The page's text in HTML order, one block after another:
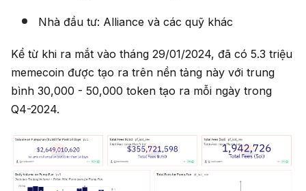
Nhà đầu tư: Alliance và các quỹ khác
Kể từ khi ra mắt vào tháng 29/01/2024, đã có 5.3 triệu
memecoin được tạo ra trên nền tảng này với trung
bình 30,000 - 50,000 token tạo ra mỗi ngày trong
Q4-2024.